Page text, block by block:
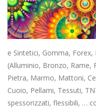
e Sintetici, Gomma,
(Alluminio, Bronzo, Rame,
Pietra, Marmo, Mattoni,
Cuoio, Pellami, Tessuti,
spessorizzati, flessibili, …